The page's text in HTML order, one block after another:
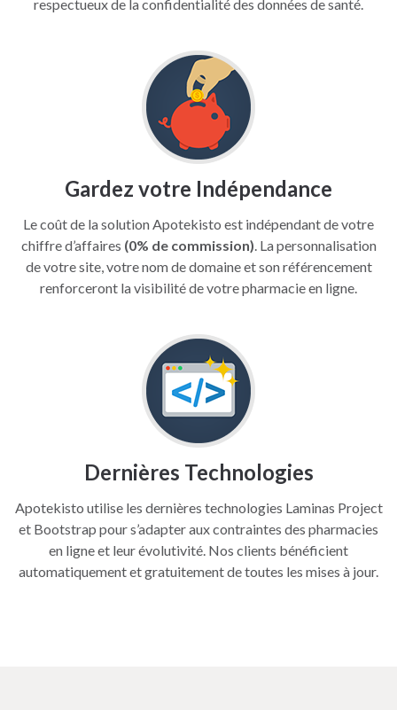
respectueux de la confidentialité des données de santé.
Gardez votre Indépendance
Le coût de la solution Apotekisto est indépendant de votre
chiffre d’affaires (0% de commission). La personnalisation
de votre site, votre nom de domaine et son référencement
renforceront la visibilité de votre pharmacie en ligne.
Dernières Technologies
Apotekisto utilise les dernières technologies Laminas Project
et Bootstrap pour s’adapter aux contraintes des pharmacies
en ligne et leur évolutivité. Nos clients bénéficient
automatiquement et gratuitement de toutes les mises à jour.